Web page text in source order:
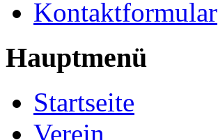
Kontaktformular
Hauptmenü
Startseite
Verein